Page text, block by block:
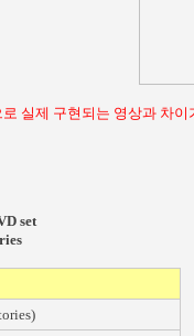
실제 구현되는 영상과 차이
set